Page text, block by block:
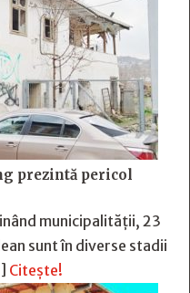
prezintă pericol
municipalității, 23
sunt în diverse stadii
Citește!